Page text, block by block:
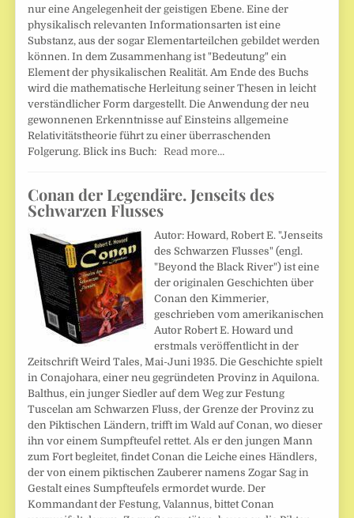
nur eine Angelegenheit der geistigen Ebene. Eine der
physikalisch relevanten Informationsarten ist eine
Substanz, aus der sogar Elementarteilchen gebildet werden
können. In dem Zusammenhang ist "Bedeutung" ein
Element der physikalischen Realität. Am Ende des Buchs
wird die mathematische Herleitung seiner Thesen in leicht
verständlicher Form dargestellt. Die Anwendung der neu
gewonnenen Erkenntnisse auf Einsteins allgemeine
Relativitätstheorie führt zu einer überraschenden
Folgerung. Blick ins Buch: Read more…
Conan der Legendäre. Jenseits des
Schwarzen Flusses
Autor: Howard, Robert E. "Jenseits
des Schwarzen Flusses" (engl.
"Beyond the Black River") ist eine
der originalen Geschichten über
Conan den Kimmerier,
geschrieben vom amerikanischen
Autor Robert E. Howard und
erstmals veröffentlicht in der
Zeitschrift Weird Tales, Mai-Juni 1935. Die Geschichte spielt
in Conajohara, einer neu gegründeten Provinz in Aquilona.
Balthus, ein junger Siedler auf dem Weg zur Festung
Tuscelan am Schwarzen Fluss, der Grenze der Provinz zu
den Piktischen Ländern, trifft im Wald auf Conan, wo dieser
ihn vor einem Sumpfteufel rettet. Als er den jungen Mann
zum Fort begleitet, findet Conan die Leiche eines Händlers,
der von einem piktischen Zauberer namens Zogar Sag in
Gestalt eines Sumpfteufels ermordet wurde. Der
Kommandant der Festung, Valannus, bittet Conan